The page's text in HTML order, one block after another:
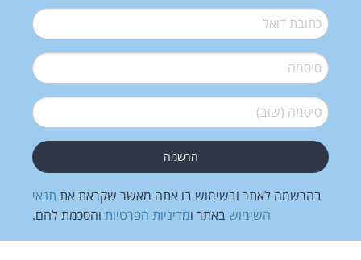
דואל*
סיסמה*
סיסמה (שוב)*
בהרשמה לאתר ובשימוש בו אתה מאשר שקראת את תנאי
השימוש באתר ומדיניות הפרטיות והסכמת להם.